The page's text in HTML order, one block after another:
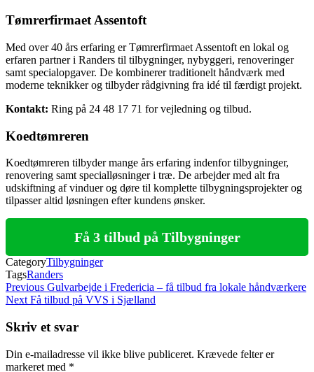
Tømrerfirmaet Assentoft
Med over 40 års erfaring er Tømrerfirmaet Assentoft en lokal og
erfaren partner i Randers til tilbygninger, nybyggeri, renoveringer
samt specialopgaver. De kombinerer traditionelt håndværk med
moderne teknikker og tilbyder rådgivning fra idé til færdigt projekt.
Kontakt: Ring på 24 48 17 71 for vejledning og tilbud.
Koedtømreren
Koedtømreren tilbyder mange års erfaring indenfor tilbygninger,
renovering samt specialløsninger i træ. De arbejder med alt fra
udskiftning af vinduer og døre til komplette tilbygningsprojekter og
tilpasser altid løsningen efter kundens ønsker.
Få 3 tilbud på Tilbygninger
CategoryTilbygninger
TagsRanders
Indlægsnavigation
Previous
Post
Previous Gulvarbejde i Fredericia – få tilbud fra lokale håndværkere
Next
Next Få tilbud på VVS i Sjælland
Skriv et svar
Din e-mailadresse vil ikke blive publiceret. Krævede felter er
markeret med *